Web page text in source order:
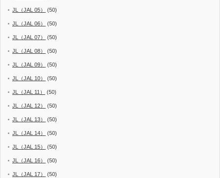
JL（JAL 05） (50)
JL（JAL 06） (50)
JL（JAL 07） (50)
JL（JAL 08） (50)
JL（JAL 09） (50)
JL（JAL 10） (50)
JL（JAL 11） (50)
JL（JAL 12） (50)
JL（JAL 13） (50)
JL（JAL 14） (50)
JL（JAL 15） (50)
JL（JAL 16） (50)
JL（JAL 17） (50)